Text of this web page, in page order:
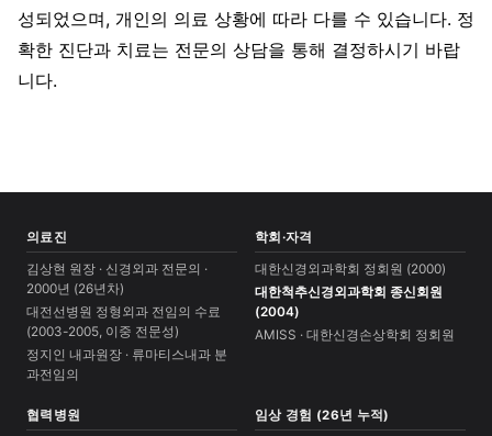
성되었으며, 개인의 의료 상황에 따라 다를 수 있습니다. 정
확한 진단과 치료는 전문의 상담을 통해 결정하시기 바랍
니다.
의료진
김상현 원장 · 신경외과 전문의 ·
2000년 (26년차)
대전선병원 정형외과 전임의 수료
(2003-2005, 이중 전문성)
정지인 내과원장 · 류마티스내과 분
과전임의
학회·자격
대한신경외과학회 정회원 (2000)
대한척추신경외과학회 종신회원
(2004)
AMISS · 대한신경손상학회 정회원
협력병원 임상 경험 (26년 누적)